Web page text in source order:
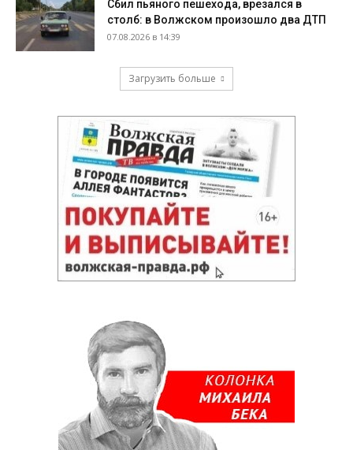
Сбил пьяного пешехода, врезался в
столб: в Волжском произошло два ДТП
07.08.2026 в 14:39
Загрузить больше